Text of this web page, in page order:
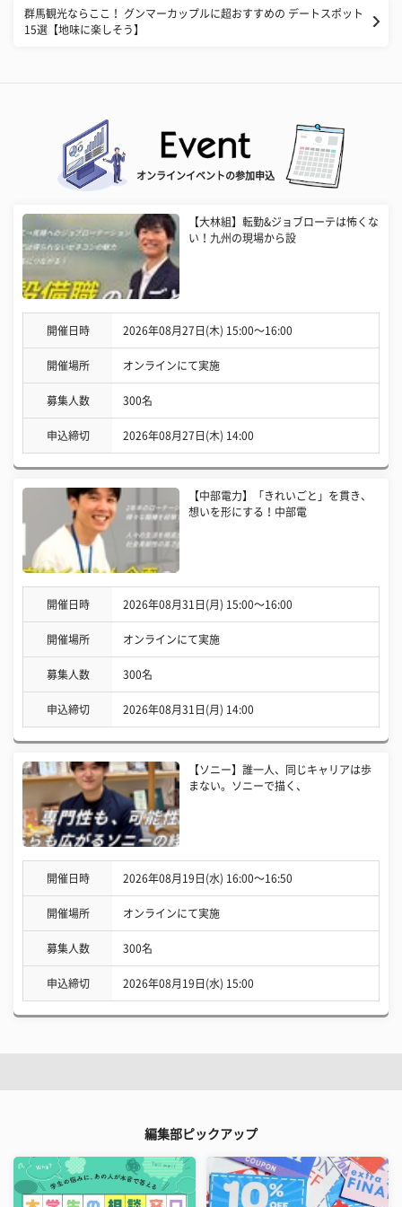
群馬観光ならここ！ グンマーカップルに超おすすめの デートスポット
15選【地味に楽しそう】
オンラインイベントの参加申込
【大林組】転勤&ジョブローテは怖くな
い！九州の現場から設
開催日時 2026年08月27日(木) 15:00〜16:00
開催場所 オンラインにて実施
募集人数 300名
申込締切 2026年08月27日(木) 14:00
【中部電力】「きれいごと」を貫き、
想いを形にする！中部電
開催日時 2026年08月31日(月) 15:00〜16:00
開催場所 オンラインにて実施
募集人数 300名
申込締切 2026年08月31日(月) 14:00
【ソニー】誰一人、同じキャリアは歩
まない。ソニーで描く、
開催日時 2026年08月19日(水) 16:00〜16:50
開催場所 オンラインにて実施
募集人数 300名
申込締切 2026年08月19日(水) 15:00
編集部ピックアップ